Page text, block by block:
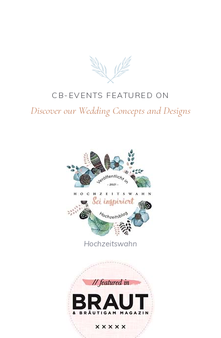
CB-EVENTS FEATURED ON
Discover our Wedding Concepts and Designs
Hochzeitswahn